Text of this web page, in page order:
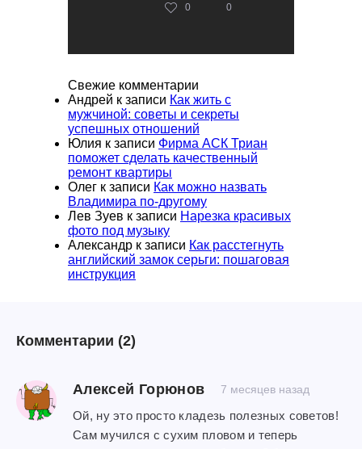
0 0
Свежие комментарии
Андрей к записи Как жить с
мужчиной: советы и секреты
успешных отношений
Юлия к записи Фирма АСК Триан
поможет сделать качественный
ремонт квартиры
Олег к записи Как можно назвать
Владимира по-другому
Лев Зуев к записи Нарезка красивых
фото под музыку
Александр к записи Как расстегнуть
английский замок серьги: пошаговая
инструкция
Комментарии (2)
Алексей Горюнов 7 месяцев назад
Ой, ну это просто кладезь полезных советов!
Сам мучился с сухим пловом и теперь